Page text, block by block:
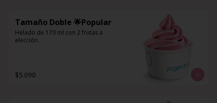
Tamaño Doble 🌟Popular
Helado de 170 ml con 2 frutas a
elección.
$5.090